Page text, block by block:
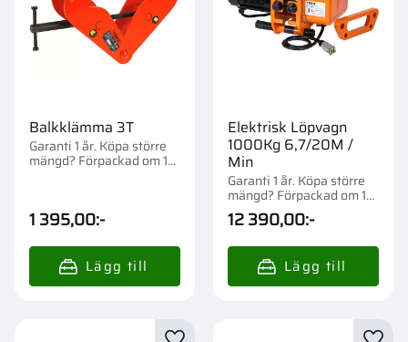
Balkklämma 3T
Garanti 1 år. Köpa större
mängd? Förpackad om 1
1 395,00:-
Elektrisk Löpvagn
1000Kg 6,7/20M /
Min
Garanti 1 år. Köpa större
mängd? Förpackad om 1
st.
12 390,00:-